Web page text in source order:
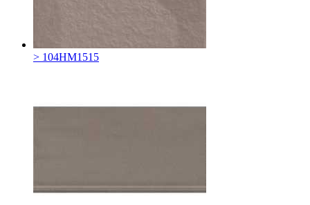
> 104HM1515